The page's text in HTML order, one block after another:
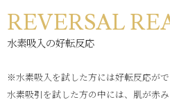
REVERSAL
水素吸入の好転反応
※水素吸入を試した方には好転反応がで
水素吸引を試した方の中には、肌が赤